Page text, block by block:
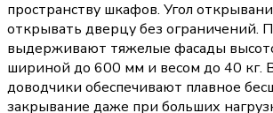
пространству шкафов. Угол
открывать дверцу без ограничений.
выдерживают тяжелые фасады
шириной до 600 мм и весом до 40 кг.
доводчики обеспечивают плавное
закрывание даже при больших